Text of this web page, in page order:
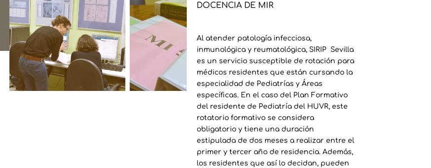
DOCENCIA DE MIR
Al atender patología infecciosa,
inmunológica y reumatológica, SIRIP Sevilla
es un servicio susceptible de rotación para
médicos residentes que están cursando la
especialidad de Pediatrías y Áreas
específicas. En el caso del Plan Formativo
del residente de Pediatría del HUVR, este
rotatorio formativo se considera
obligatorio y tiene una duración
estipulada de dos meses a realizar entre el
primer y tercer año de residencia. Además,
los residentes que así lo decidan, pueden